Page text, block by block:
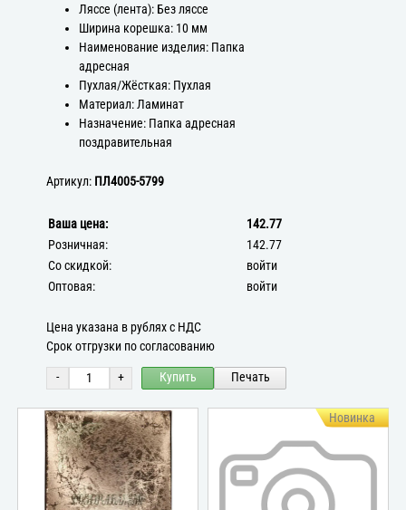
Ляссе (лента): Без ляссе
Ширина корешка: 10 мм
Наименование изделия: Папка
адресная
Пухлая/Жёсткая: Пухлая
Материал: Ламинат
Назначение: Папка адресная
поздравительная
Артикул: ПЛ4005-5799
Ваша цена:
142.77
Розничная:
142.77
Со скидкой:
войти
Оптовая:
войти
Цена указана в рублях с НДС
Срок отгрузки по согласованию
- + Купить Печать
Новинка